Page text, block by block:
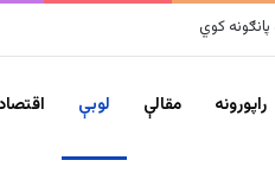
اړولي
راپورونه مقالې لوبې اقتصاد